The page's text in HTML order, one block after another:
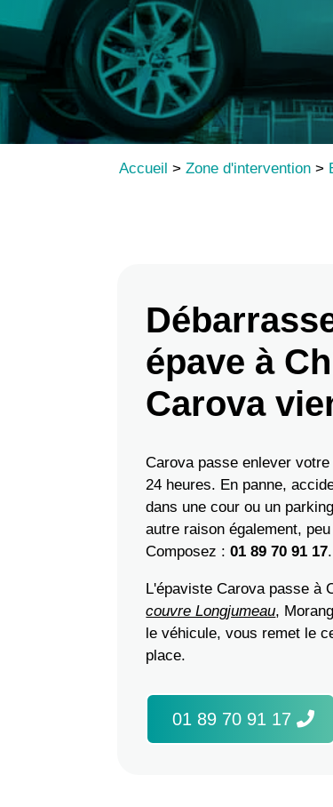
Accueil >Zone d'intervention >
épave à
Carova
Carova passe enlever
24 heures. En panne,
dans une cour ou un
autre raison également,
Composez :01 89 70 91 17.
L'épaviste Carova passe à
couvre Longjumeau,
le véhicule, vous remet le
place.
01 89 70 91 17